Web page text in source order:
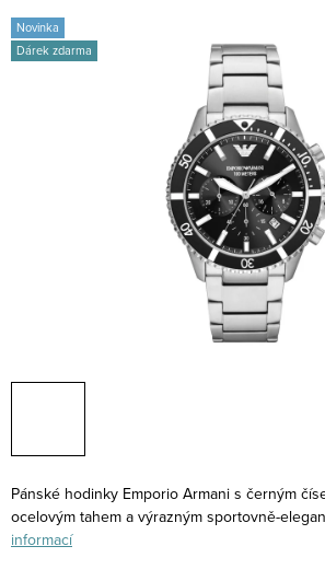
Novinka
Dárek zdarma
Pánské hodinky Emporio Armani s černým
ocelovým tahem a výrazným sportovně-
informací